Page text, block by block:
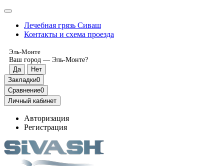
Лечебная грязь Сиваш
Контакты и схема проезда
Эль-Монте
Ваш город — Эль-Монте?
Закладки0
Сравнение0
Личный кабинет
Авторизация
Регистрация